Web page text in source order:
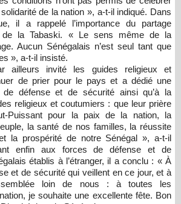
de la nation », a-t-il indiqué. Dans
il a rappelé l’importance du partage
de la Tabaski. « Le sens même de la
Aucun Sénégalais n’est seul tant que
», a-t-il insisté.
ailleurs invité les guides religieux et
de prier pour le pays et a dédié une
défense et de sécurité ainsi qu’à la
religieux et coutumiers : que leur prière
Puissant pour la paix de la nation, la
la santé de nos familles, la réussite
la prospérité de notre Sénégal », a-t-il
enfin aux forces de défense et de
établis à l’étranger, il a conclu : « À
et de sécurité qui veillent en ce jour, et à
loin de nous : à toutes les
je souhaite une excellente fête. Bon